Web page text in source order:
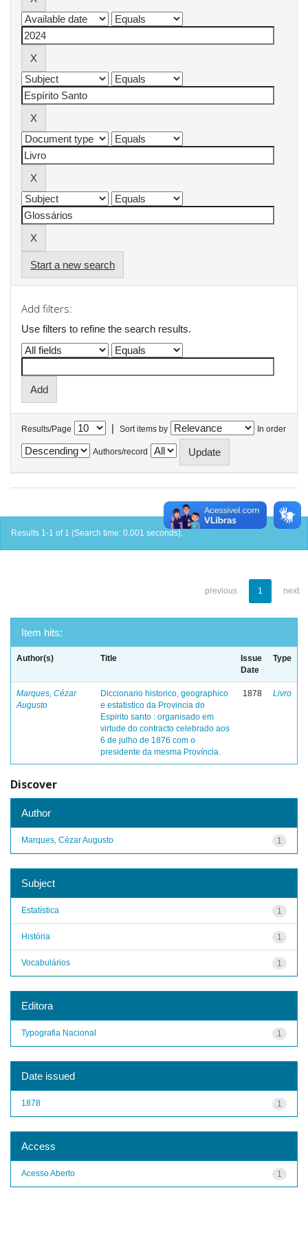
Start a new search
Add filters:
Use filters to refine the search results.
Results/Page | Sort items by In order
Authors/record
Results 1-1 of 1 (Search time: 0.001 seconds).
previous 1 next
Item hits:
Author(s) Title
Issue
Date
Type
Marques, Cézar
Augusto
Diccionario historico, geographico
e estatistico da Provincia do
Espirito santo : organisado em
virtude do contracto celebrado aos
6 de julho de 1876 com o
presidente da mesma Província.
1878 Livro
Discover
Author
1
Marques, Cézar Augusto
Subject
1
Estatística
1
História
1
Vocabulários
Editora
1
Typografia Nacional
Date issued
1
1878
Access
1
Acesso Aberto